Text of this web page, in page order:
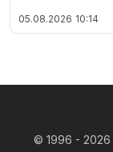
05.08.2026 10:14
© 1996 - 2026